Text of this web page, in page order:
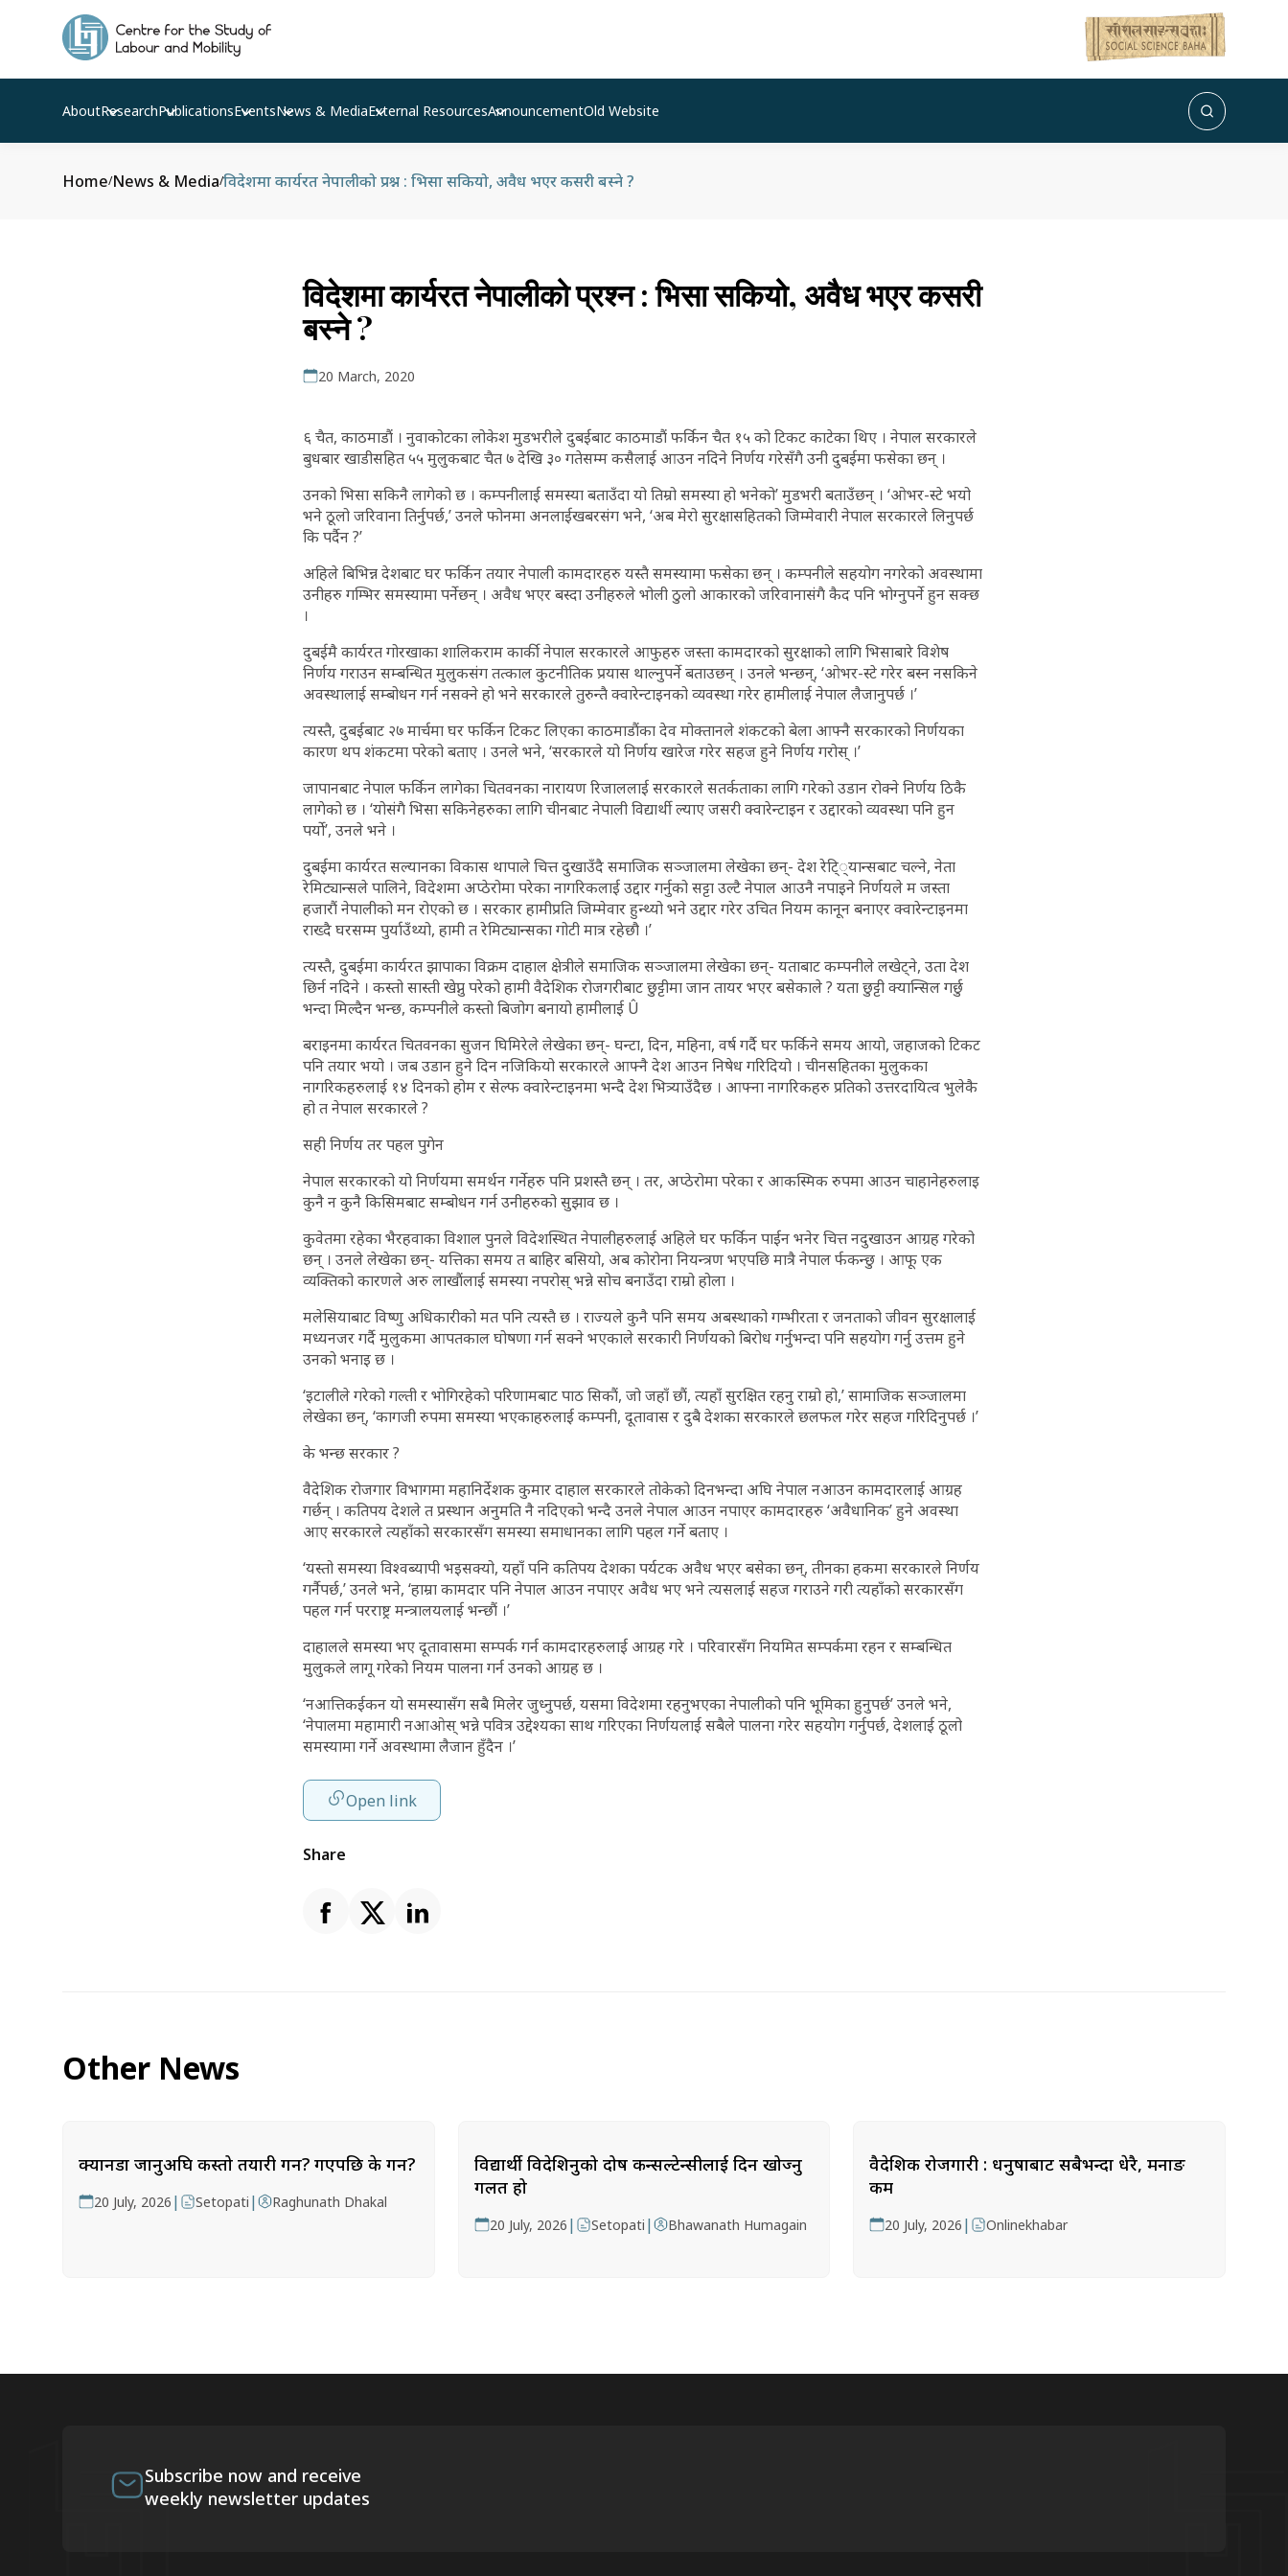
AboutResearchPublicationsEventsNews & MediaExternal ResourcesAnnouncementOld Website
Home/News & Media/विदेशमा कार्यरत नेपालीको प्रश्न : भिसा सकियो, अवैध भएर कसरी बस्ने ?
विदेशमा कार्यरत नेपालीको प्रश्न : भिसा सकियो, अवैध भएर कसरी
बस्ने ?
20 March, 2020
६ चैत, काठमाडौं । नुवाकोटका लोकेश मुडभरीले दुबईबाट काठमाडौं फर्किन चैत १५ को टिकट काटेका थिए । नेपाल सरकारले
बुधबार खाडीसहित ५५ मुलुकबाट चैत ७ देखि ३० गतेसम्म कसैलाई आउन नदिने निर्णय गरेसँगै उनी दुबईमा फसेका छन् ।
उनको भिसा सकिनै लागेको छ । कम्पनीलाई समस्या बताउँदा यो तिम्रो समस्या हो भनेको’ मुडभरी बताउँछन् । ‘ओभर-स्टे भयो
भने ठूलो जरिवाना तिर्नुपर्छ,’ उनले फोनमा अनलाईखबरसंग भने, ‘अब मेरो सुरक्षासहितको जिम्मेवारी नेपाल सरकारले लिनुपर्छ
कि पर्दैन ?’
अहिले बिभिन्न देशबाट घर फर्किन तयार नेपाली कामदारहरु यस्तै समस्यामा फसेका छन् । कम्पनीले सहयोग नगरेको अवस्थामा
उनीहरु गम्भिर समस्यामा पर्नेछन् । अवैध भएर बस्दा उनीहरुले भोली ठुलो आकारको जरिवानासंगै कैद पनि भोग्नुपर्ने हुन सक्छ
।
दुबईमै कार्यरत गोरखाका शालिकराम कार्की नेपाल सरकारले आफुहरु जस्ता कामदारको सुरक्षाको लागि भिसाबारे विशेष
निर्णय गराउन सम्बन्धित मुलुकसंग तत्काल कुटनीतिक प्रयास थाल्नुपर्ने बताउछन् । उनले भन्छन्, ‘ओभर-स्टे गरेर बस्न नसकिने
अवस्थालाई सम्बोधन गर्न नसक्ने हो भने सरकारले तुरुन्तै क्वारेन्टाइनको व्यवस्था गरेर हामीलाई नेपाल लैजानुपर्छ ।’
त्यस्तै, दुबईबाट २७ मार्चमा घर फर्किन टिकट लिएका काठमाडौंका देव मोक्तानले शंकटको बेला आफ्नै सरकारको निर्णयका
कारण थप शंकटमा परेको बताए । उनले भने, ‘सरकारले यो निर्णय खारेज गरेर सहज हुने निर्णय गरोस् ।’
जापानबाट नेपाल फर्किन लागेका चितवनका नारायण रिजाललाई सरकारले सतर्कताका लागि गरेको उडान रोक्ने निर्णय ठिकै
लागेको छ । ‘योसंगै भिसा सकिनेहरुका लागि चीनबाट नेपाली विद्यार्थी ल्याए जसरी क्वारेन्टाइन र उद्दारको व्यवस्था पनि हुन
पर्यो’, उनले भने ।
दुबईमा कार्यरत सल्यानका विकास थापाले चित्त दुखाउँदै समाजिक सञ्जालमा लेखेका छन्- देश रेटि््यान्सबाट चल्ने, नेता
रेमिट्यान्सले पालिने, विदेशमा अप्ठेरोमा परेका नागरिकलाई उद्दार गर्नुको सट्टा उल्टै नेपाल आउनै नपाइने निर्णयले म जस्ता
हजारौं नेपालीको मन रोएको छ । सरकार हामीप्रति जिम्मेवार हुन्थ्यो भने उद्दार गरेर उचित नियम कानून बनाएर क्वारेन्टाइनमा
राख्दै घरसम्म पुर्याउँथ्यो, हामी त रेमिट्यान्सका गोटी मात्र रहेछौ ।’
त्यस्तै, दुबईमा कार्यरत झापाका विक्रम दाहाल क्षेत्रीले समाजिक सञ्जालमा लेखेका छन्- यताबाट कम्पनीले लखेट्ने, उता देश
छिर्न नदिने । कस्तो सास्ती खेप्नु परेको हामी वैदेशिक रोजगरीबाट छुट्टीमा जान तायर भएर बसेकाले ? यता छुट्टी क्यान्सिल गर्छु
भन्दा मिल्दैन भन्छ, कम्पनीले कस्तो बिजोग बनायो हामीलाई Û
बराइनमा कार्यरत चितवनका सुजन घिमिरेले लेखेका छन्- घन्टा, दिन, महिना, वर्ष गर्दै घर फर्किने समय आयो, जहाजको टिकट
पनि तयार भयो । जब उडान हुने दिन नजिकियो सरकारले आफ्नै देश आउन निषेध गरिदियो । चीनसहितका मुलुकका
नागरिकहरुलाई १४ दिनको होम र सेल्फ क्वारेन्टाइनमा भन्दै देश भित्र्याउँदैछ । आफ्ना नागरिकहरु प्रतिको उत्तरदायित्व भुलेकै
हो त नेपाल सरकारले ?
सही निर्णय तर पहल पुगेन
नेपाल सरकारको यो निर्णयमा समर्थन गर्नेहरु पनि प्रशस्तै छन् । तर, अप्ठेरोमा परेका र आकस्मिक रुपमा आउन चाहानेहरुलाइ
कुनै न कुनै किसिमबाट सम्बोधन गर्न उनीहरुको सुझाव छ ।
कुवेतमा रहेका भैरहवाका विशाल पुनले विदेशस्थित नेपालीहरुलाई अहिले घर फर्किन पाईन भनेर चित्त नदुखाउन आग्रह गरेको
छन् । उनले लेखेका छन्- यत्तिका समय त बाहिर बसियो, अब कोरोना नियन्त्रण भएपछि मात्रै नेपाल र्फकन्छु । आफू एक
व्यक्तिको कारणले अरु लाखौंलाई समस्या नपरोस् भन्ने सोच बनाउँदा राम्रो होला ।
मलेसियाबाट विष्णु अधिकारीको मत पनि त्यस्तै छ । राज्यले कुनै पनि समय अबस्थाको गम्भीरता र जनताको जीवन सुरक्षालाई
मध्यनजर गर्दै मुलुकमा आपतकाल घोषणा गर्न सक्ने भएकाले सरकारी निर्णयको बिरोध गर्नुभन्दा पनि सहयोग गर्नु उत्तम हुने
उनको भनाइ छ ।
‘इटालीले गरेको गल्ती र भोगिरहेको परिणामबाट पाठ सिकौं, जो जहाँ छौं, त्यहाँ सुरक्षित रहनु राम्रो हो,’ सामाजिक सञ्जालमा
लेखेका छन्, ‘कागजी रुपमा समस्या भएकाहरुलाई कम्पनी, दूतावास र दुबै देशका सरकारले छलफल गरेर सहज गरिदिनुपर्छ ।’
के भन्छ सरकार ?
वैदेशिक रोजगार विभागमा महानिर्देशक कुमार दाहाल सरकारले तोकेको दिनभन्दा अघि नेपाल नआउन कामदारलाई आग्रह
गर्छन् । कतिपय देशले त प्रस्थान अनुमति नै नदिएको भन्दै उनले नेपाल आउन नपाएर कामदारहरु ‘अवैधानिक’ हुने अवस्था
आए सरकारले त्यहाँको सरकारसँग समस्या समाधानका लागि पहल गर्ने बताए ।
‘यस्तो समस्या विश्वब्यापी भइसक्यो, यहाँ पनि कतिपय देशका पर्यटक अवैध भएर बसेका छन्, तीनका हकमा सरकारले निर्णय
गर्नैपर्छ,’ उनले भने, ‘हाम्रा कामदार पनि नेपाल आउन नपाएर अवैध भए भने त्यसलाई सहज गराउने गरी त्यहाँको सरकारसँग
पहल गर्न परराष्ट्र मन्त्रालयलाई भन्छौं ।’
दाहालले समस्या भए दूतावासमा सम्पर्क गर्न कामदारहरुलाई आग्रह गरे । परिवारसँग नियमित सम्पर्कमा रहन र सम्बन्धित
मुलुकले लागू गरेको नियम पालना गर्न उनको आग्रह छ ।
‘नआत्तिकईकन यो समस्यासँग सबै मिलेर जुध्नुपर्छ, यसमा विदेशमा रहनुभएका नेपालीको पनि भूमिका हुनुपर्छ’ उनले भने,
‘नेपालमा महामारी नआओस् भन्ने पवित्र उद्देश्यका साथ गरिएका निर्णयलाई सबैले पालना गरेर सहयोग गर्नुपर्छ, देशलाई ठूलो
समस्यामा गर्ने अवस्थामा लैजान हुँदैन ।’
Open link
Share
Other News
क्यानडा जानुअघि कस्तो तयारी गर्ने? गएपछि के गर्ने?
20 July, 2026 | Setopati | Raghunath Dhakal
विद्यार्थी विदेशिनुको दोष कन्सल्टेन्सीलाई दिन खोज्नु
गलत हो
20 July, 2026 | Setopati | Bhawanath Humagain
वैदेशिक रोजगारी : धनुषाबाट सबैभन्दा धेरै, मनाङ
कम
20 July, 2026 | Onlinekhabar
Subscribe now and receive
weekly newsletter updates